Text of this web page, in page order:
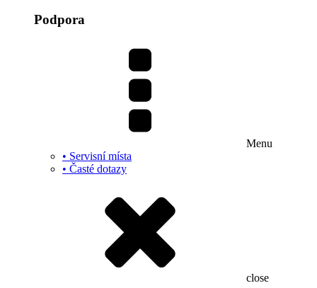
Podpora
Menu
• Servisní místa
• Časté dotazy
close